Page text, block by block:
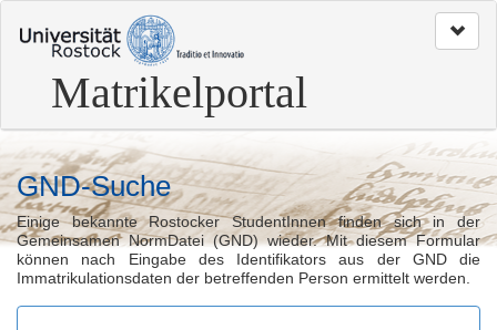
zum
Seitenanfang
Matrikelportal
GND-Suche
Einige bekannte Rostocker StudentInnen finden sich in der
Gemeinsamen NormDatei (GND) wieder. Mit diesem Formular
können nach Eingabe des Identifikators aus der GND die
Immatrikulationsdaten der betreffenden Person ermittelt werden.